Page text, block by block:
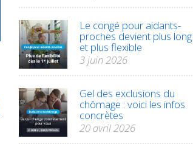
Le congé pour aidants-
proches devient plus long
et plus flexible
3 juin 2026
Gel des exclusions du
chômage : voici les infos
concrètes
20 avril 2026